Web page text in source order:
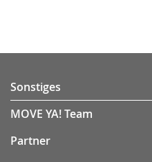
Sonstiges
MOVE YA! Team
Partner